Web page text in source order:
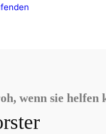
wenn sie helfen